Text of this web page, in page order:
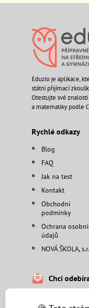
Eduzio je aplikace,
státní přijímací
Otestujte své
a matematiky podle
Rychlé odkazy
Blog
FAQ
Jak na test
Kontakt
Obchodní
podmínky
Ochrana
údajů
NOVÁ ŠKOLA,
Chci